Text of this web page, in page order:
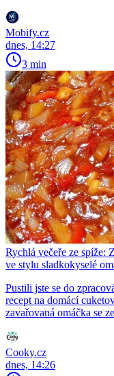
Mobify.cz
dnes, 14:27
3 min
Rychlá večeře ze spíže:
ve stylu sladkokyselé
Pustili jste se do
recept na domácí
zavařovaná omáčka se
Cooky.cz
dnes, 14:26